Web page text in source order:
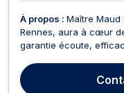
À propos : Maître Maud
Rennes, aura à cœur
garantie écoute,
appel, en demande ou
vous assiste dans